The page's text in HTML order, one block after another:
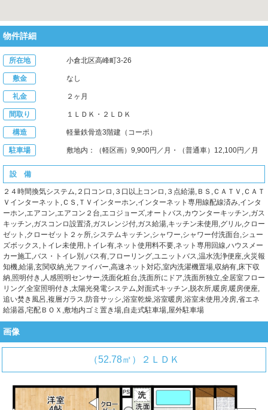
物件詳細
所在地 小倉北区高峰町3-26
敷金 なし
礼金 ２ヶ月
間取り １ＬＤＫ・２ＬＤＫ
構造 軽量鉄骨造3階建（コーポ）
駐車場 敷地内：（軽区画）9,900円／月・（普通車）12,100円／月
設 備
２４時間換気システム,２口コンロ,３口以上コンロ,３点給湯,ＢＳ,ＣＡＴＶ,ＣＡＴ
Ｖインターネット,ＣＳ,ＴＶインターホン,インターネット専用線配線済み,インタ
ーホン,エアコン,エアコン２台,エコジョーズ,オートバス,カウンターキッチン,ガス
キッチン,ガスコンロ設置済,ガスレンジ付,ガス給湯,キッチン未使用,グリル,クロー
ゼット,クローゼット２ヶ所,システムキッチン,シャワー,シャワー付洗面台,シュー
ズボックス,トイレ未使用,トイレ有,ネット使用料不要,ネット専用回線,ハウスメー
カー施工,バス・トイレ別,バス有,フローリング,ユニットバス,温水洗浄便座,火災報
知機,給湯,玄関収納,光ファイバー,高速ネット対応,室内洗濯機置場,収納有,床下収
納,照明付き,人感照明センサー,洗面化粧台,洗面所にドア,洗面所独立,全居室フロー
リング,全室照明付き,太陽光発電システム,対面式キッチン,脱衣所,暖房,暖房便座,
追い焚き風呂,複層ガラス,防音サッシ,浴室乾燥,浴室暖房,浴室未使用,冷房,省エネ
給湯器,宅配ＢＯＸ,敷地内ゴミ置き場,自走式駐車場,屋外駐車場
画像
（52.78㎡）２ＬＤＫ